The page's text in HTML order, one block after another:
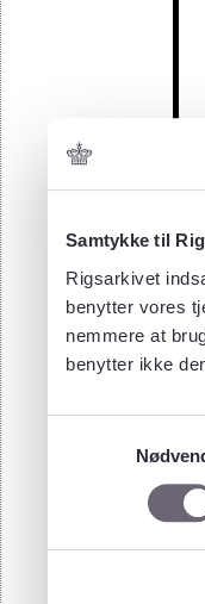
Samtykke til
Rigsarkivet
benytter vores
nemmere at
benytter ikke